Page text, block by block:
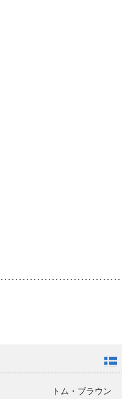
トム・ブラウン